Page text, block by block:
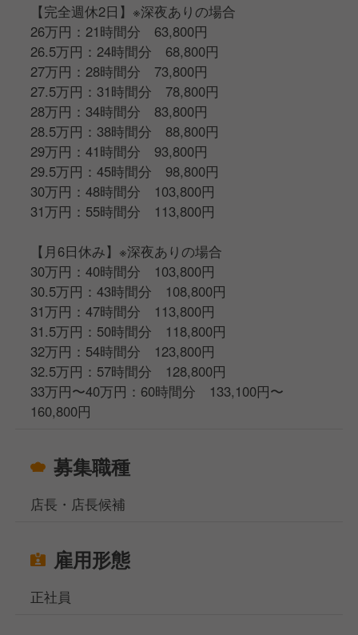
【完全週休2日】※深夜ありの場合
26万円：21時間分 63,800円
26.5万円：24時間分 68,800円
27万円：28時間分 73,800円
27.5万円：31時間分 78,800円
28万円：34時間分 83,800円
28.5万円：38時間分 88,800円
29万円：41時間分 93,800円
29.5万円：45時間分 98,800円
30万円：48時間分 103,800円
31万円：55時間分 113,800円
【月6日休み】※深夜ありの場合
30万円：40時間分 103,800円
30.5万円：43時間分 108,800円
31万円：47時間分 113,800円
31.5万円：50時間分 118,800円
32万円：54時間分 123,800円
32.5万円：57時間分 128,800円
33万円〜40万円：60時間分 133,100円〜
160,800円
募集職種
店長・店長候補
雇用形態
正社員